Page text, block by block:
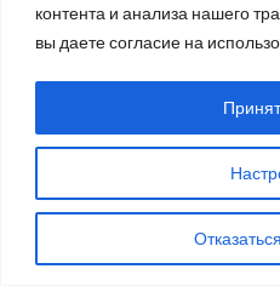
контента и анализа нашего
вы даете согласие на
9
10 11 12
26
30
31
« Июл Сен »